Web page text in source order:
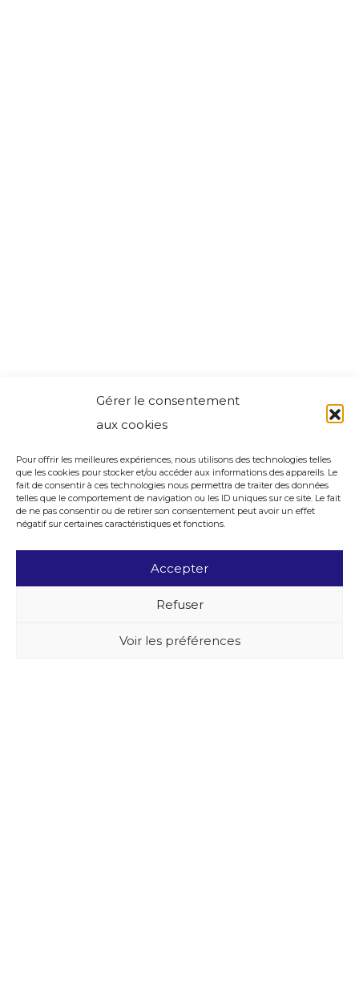
Gérer le consentement
aux cookies
Pour offrir les meilleures expériences, nous utilisons des technologies telles
que les cookies pour stocker et/ou accéder aux informations des appareils. Le
fait de consentir à ces technologies nous permettra de traiter des données
telles que le comportement de navigation ou les ID uniques sur ce site. Le fait
de ne pas consentir ou de retirer son consentement peut avoir un effet
négatif sur certaines caractéristiques et fonctions.
Accepter
Refuser
Voir les préférences